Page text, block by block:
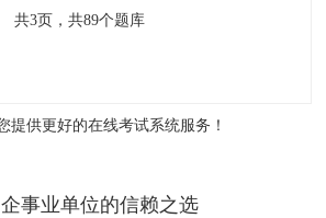
共3页，共89个题库
提供更好的在线考试系统服务！
事业单位的信赖之选